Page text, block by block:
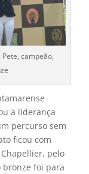
campeão,
a liderança
percurso sem
ficou com
Chapellier, pelo
bronze foi para